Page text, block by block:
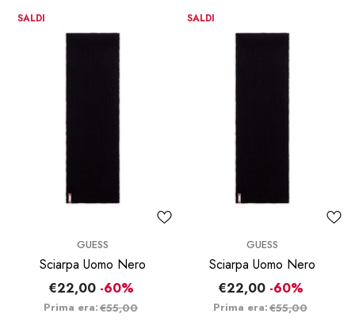
SALDI
GUESS
Sciarpa Uomo Nero
€22,00 -60%
Prima era:€55,00
SALDI
GUESS
Sciarpa Uomo Nero
€22,00 -60%
Prima era:€55,00